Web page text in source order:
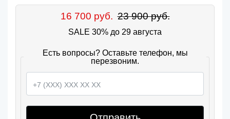
16 700 руб. 23 900 руб.
SALE 30% до 29 августа
Есть вопросы? Оставьте телефон, мы
перезвоним.